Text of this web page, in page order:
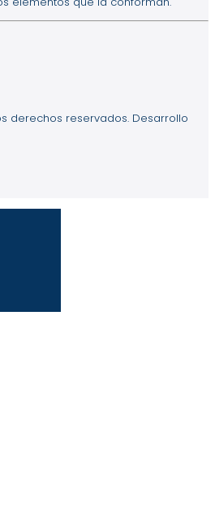
derechos reservados. Desarrollo